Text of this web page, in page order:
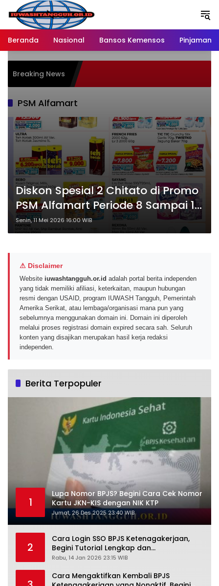
Langsung
konten
Beranda
Nasional Bansos Kemensos Pinjaman
Breaking News
PSM Alfamart
Diskon Spesial 2 Chitato di Promo
PSM Alfamart Periode 8 Sampai 15
Mei 2026 Jadi Murah
Senin, 11 Mei 2026 16:00 WIB
⚠ Disclaimer
Website iuwashtangguh.or.id adalah portal berita independen
yang tidak memiliki afiliasi, keterkaitan, maupun hubungan
resmi dengan USAID, program IUWASH Tangguh, Pemerintah
Amerika Serikat, atau lembaga/organisasi mana pun yang
sebelumnya menggunakan domain ini. Domain ini diperoleh
melalui proses registrasi domain expired secara sah. Seluruh
konten yang disajikan merupakan hasil kerja redaksi
independen.
Berita Terpopuler
1
Lupa Nomor BPJS? Begini Cara Cek Nomor
Kartu JKN-KIS dengan NIK KTP
Jumat, 26 Des 2025 23:40 WIB
2
Cara Login SSO BPJS Ketenagakerjaan,
Begini Tutorial Lengkap dan
Pengertiannya
Rabu, 14 Jan 2026 23:15 WIB
Cara Mengaktifkan Kembali BPJS